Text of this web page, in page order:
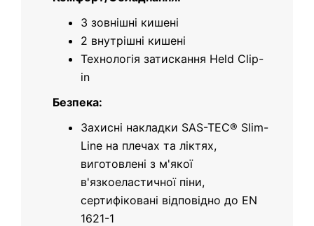
3 зовнішні кишені
2 внутрішні кишені
Технологія затискання Held Clip-
in
Безпека:
Захисні накладки SAS-TEC® Slim-
Line на плечах та ліктях,
виготовлені з м'якої
в'язкоеластичної піни,
сертифіковані відповідно до EN
1621-1